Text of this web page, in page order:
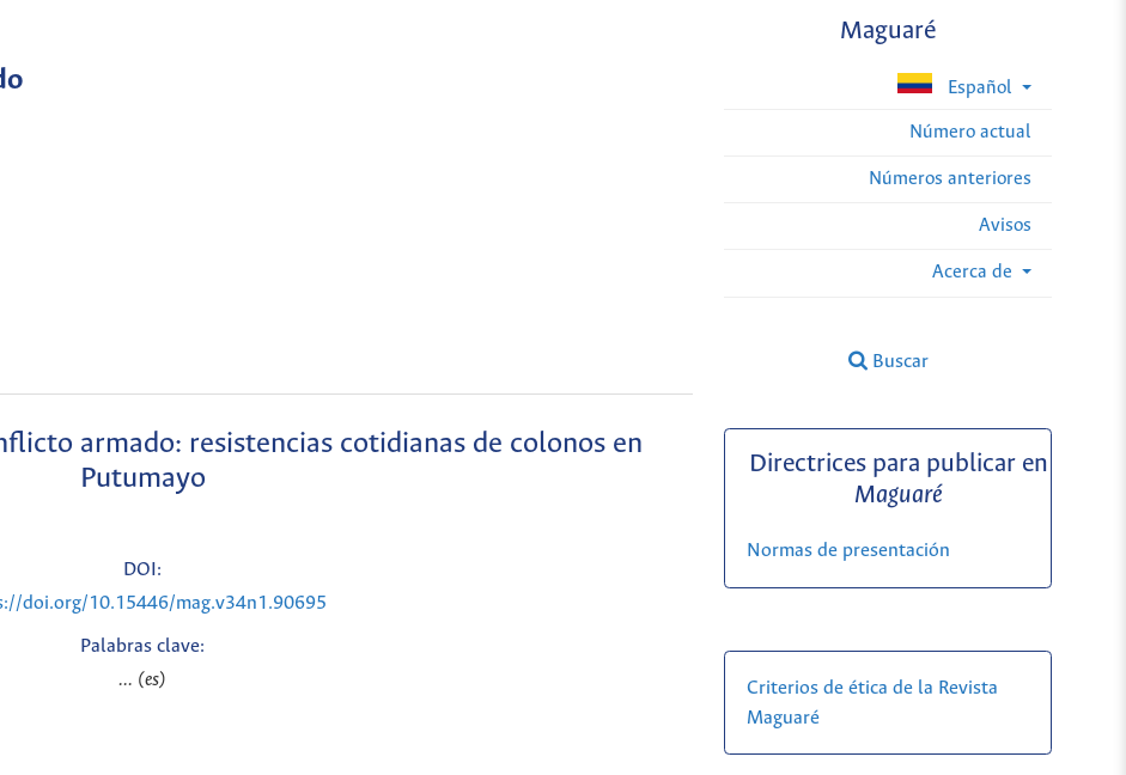
Maguaré
Español
Número actual
Números anteriores
Avisos
Acerca de
Buscar
armado: resistencias cotidianas de colonos en
Putumayo
DOI:
doi.org/10.15446/mag.v34n1.90695
Palabras clave:
... (es)
Directrices para publicar en
Maguaré
Normas de presentación
Criterios de ética de la Revista
Maguaré